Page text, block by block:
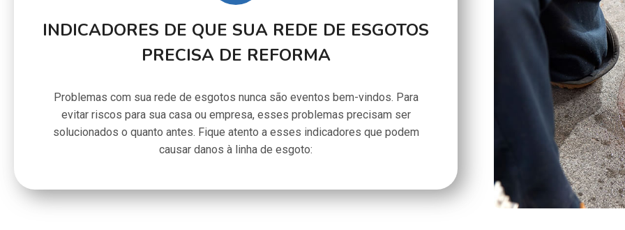
INDICADORES DE QUE SUA REDE DE ESGOTOS
PRECISA DE REFORMA
Problemas com sua rede de esgotos nunca são eventos bem-vindos. Para
evitar riscos para sua casa ou empresa, esses problemas precisam ser
solucionados o quanto antes. Fique atento a esses indicadores que podem
causar danos à linha de esgoto: